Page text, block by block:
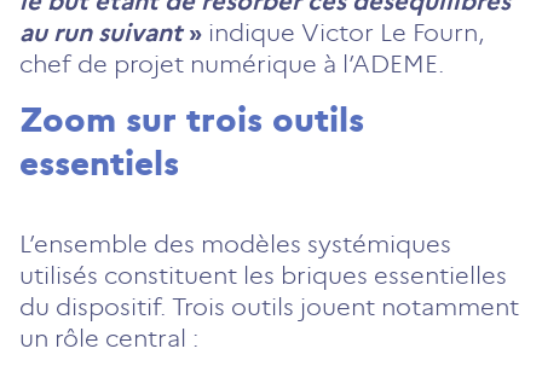
au run suivant» indique Victor Le Fourn,
chef de projet numérique à l’ADEME.
Zoom sur trois outils
essentiels
L’ensemble des modèles systémiques
utilisés constituent les briques essentielles
du dispositif. Trois outils jouent notamment
un rôle central :